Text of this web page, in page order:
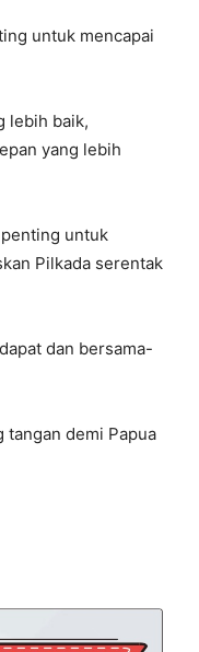
untuk mencapai
lebih baik,
yang lebih
untuk
Pilkada serentak
dan bersama-
tangan demi Papua